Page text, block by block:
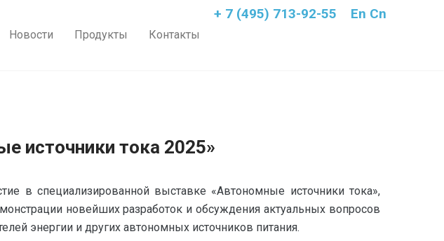
+ 7 (495) 713-92-55 En Cn
Новости Продукты Контакты
источники тока 2025»
в специализированной выставке «Автономные источники тока»,
новейших разработок и обсуждения актуальных вопросов
энергии и других автономных источников питания.